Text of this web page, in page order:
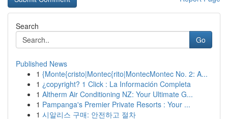
Search
Go
Published News
1 {Monte{cristo|Montec{rito|MontecMontec No. 2: A...
1 ¿copyright? 1 Click : La Información Completa
1 Altherm Air Conditioning NZ: Your Ultimate G...
1 Pampanga's Premier Private Resorts : Your ...
1 시알리스 구매: 안전하고 절차